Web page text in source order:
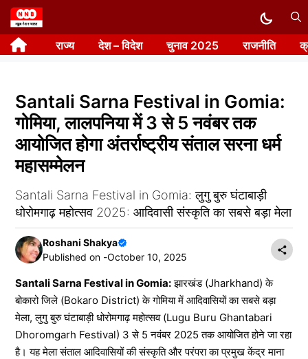
Skip
to
content राज्य देश – विदेश चुनाव 2025 राजनीति
Santali Sarna Festival in Gomia:
गोमिया, लालपनिया में 3 से 5 नवंबर तक
आयोजित होगा अंतर्राष्ट्रीय संताल सरना धर्म
महासम्मेलन
Santali Sarna Festival in Gomia: लुगु बुरु घंटाबाड़ी
धोरोमगाढ़ महोत्सव 2025: आदिवासी संस्कृति का सबसे बड़ा मेला
Roshani Shakya
Published on -October 10, 2025
Santali Sarna Festival in Gomia:झारखंड (Jharkhand) के
बोकारो जिले (Bokaro District) के गोमिया में आदिवासियों का सबसे बड़ा
मेला, लुगु बुरु घंटाबाड़ी धोरोमगाढ़ महोत्सव (Lugu Buru Ghantabari
Dhoromgarh Festival) 3 से 5 नवंबर 2025 तक आयोजित होने जा रहा
है। यह मेला संताल आदिवासियों की संस्कृति और परंपरा का प्रमुख केंद्र माना